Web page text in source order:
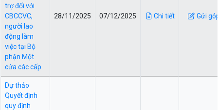
trợ đối với
CBCCVC,
người lao
động làm
việc tại Bộ
phận Một
cửa các cấp
28/11/2025 07/12/2025 Chi tiết Gửi
Dự thảo
Quyết định
quy định